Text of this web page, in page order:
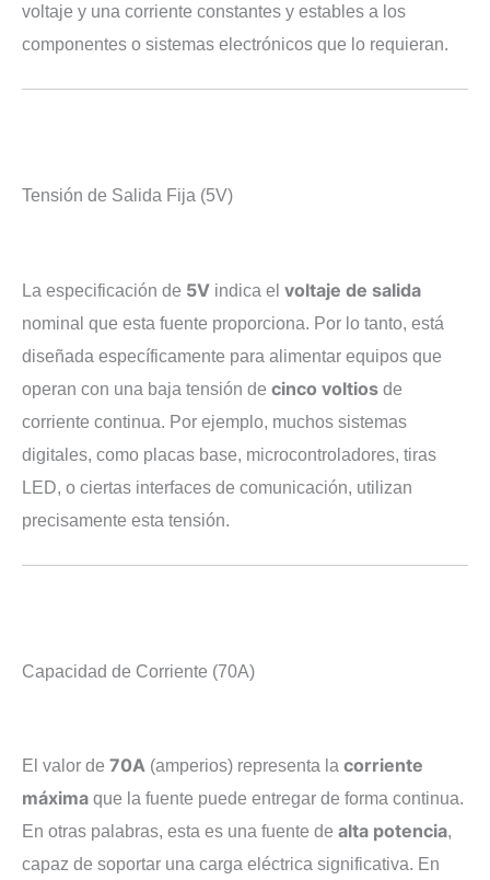
voltaje y una corriente constantes y estables a los
componentes o sistemas electrónicos que lo requieran.
Tensión de Salida Fija (5V)
La especificación de 5V indica el voltaje de salida
nominal que esta fuente proporciona. Por lo tanto, está
diseñada específicamente para alimentar equipos que
operan con una baja tensión de cinco voltios de
corriente continua. Por ejemplo, muchos sistemas
digitales, como placas base, microcontroladores, tiras
LED, o ciertas interfaces de comunicación, utilizan
precisamente esta tensión.
Capacidad de Corriente (70A)
El valor de 70A (amperios) representa la corriente
máxima que la fuente puede entregar de forma continua.
En otras palabras, esta es una fuente de alta potencia,
capaz de soportar una carga eléctrica significativa. En